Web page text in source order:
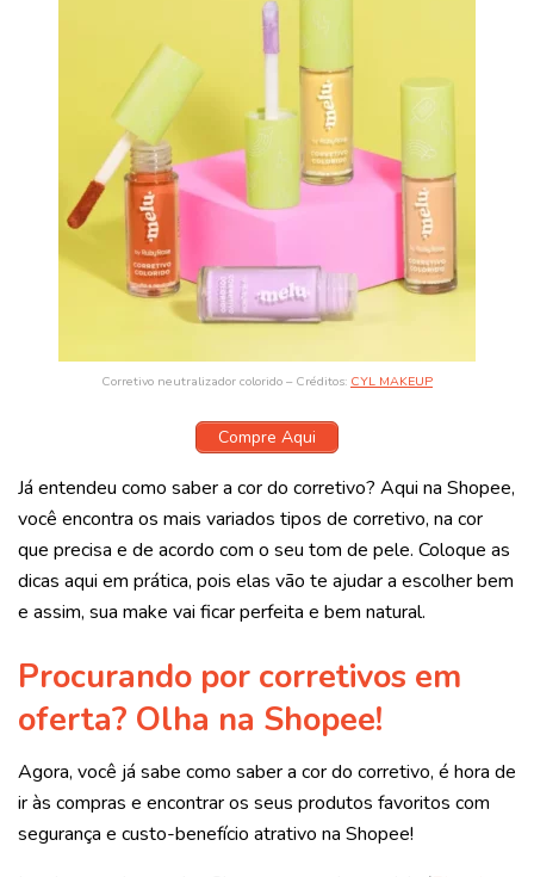
Corretivo neutralizador colorido – Créditos: CYL MAKEUP
Compre Aqui
Já entendeu como saber a cor do corretivo? Aqui na Shopee,
você encontra os mais variados tipos de corretivo, na cor
que precisa e de acordo com o seu tom de pele. Coloque as
dicas aqui em prática, pois elas vão te ajudar a escolher bem
e assim, sua make vai ficar perfeita e bem natural.
Procurando por corretivos em
oferta? Olha na Shopee!
Agora, você já sabe como saber a cor do corretivo, é hora de
ir às compras e encontrar os seus produtos favoritos com
segurança e custo-benefício atrativo na Shopee!